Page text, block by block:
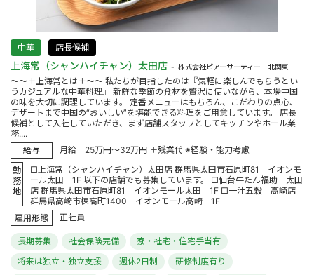
中華 店長候補
上海常（シャンハイチャン）太田店 株式会社ピアーサーティー 北関東
～～＋上海常とは＋～～ 私たちが目指したのは『気軽に楽しんでもらうとい
うカジュアルな中華料理』 新鮮な季節の食材を贅沢に使いながら、本場中国
の味を大切に調理しています。 定番メニューはもちろん、こだわりの点心、
デザートまで中国の“おいしい”を堪能できる料理をご用意しています。 店長
候補として入社していただき、まず店舗スタッフとしてキッチンやホール業
務....
給与
月給 25万円～32万円 ＋残業代 ※経験・能力考慮
勤
務
地
□上海常（シャンハイチャン）太田店 群馬県太田市石原町81 イオンモ
ール太田 1F 以下の店舗でも募集しています。 □仙台牛たん福助 太田
店 群馬県太田市石原町81 イオンモール太田 1F □一汁五穀 高崎店
群馬県高崎市棟高町1400 イオンモール高崎 1F
雇用形態
正社員
長期募集 社会保険完備
寮・社宅・住宅手当有
将来は独立・独立支援
週休2日制
研修制度有り